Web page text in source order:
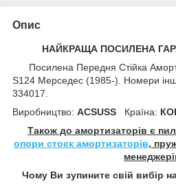
Опис
НАЙКРАЩА ПОСИЛЕНА
Посилена Передня Стійка
S124 Мерседес (1985-). Номери
334017.
Виробництво: ACSUSS Країна:
Також до амортизаторів є
опори стоєк амортизаторів,
Чому Ви зупините свій вибір